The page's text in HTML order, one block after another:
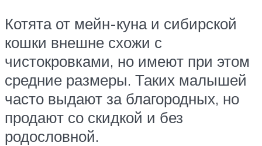
Котята от мейн-куна и сибирской
кошки внешне схожи с
чистокровками, но имеют при этом
средние размеры. Таких малышей
часто выдают за благородных, но
продают со скидкой и без
родословной.